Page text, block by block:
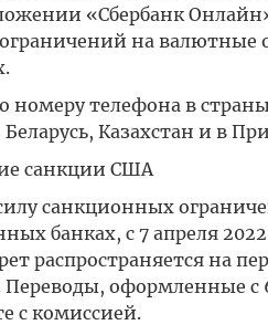
«Сбербанк
на валютные
номеру телефона в
Казахстан и в
санкции США
санкционных
банках, с 7 апреля
распространяется на
оформленные с
с комиссией.